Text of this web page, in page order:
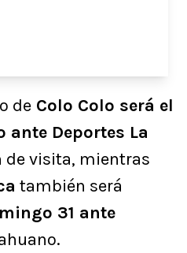
de Colo Colo será el
ante Deportes La
de visita, mientras
también será
31 ante